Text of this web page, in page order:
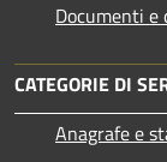
Documenti e
CATEGORIE DI
Anagrafe e